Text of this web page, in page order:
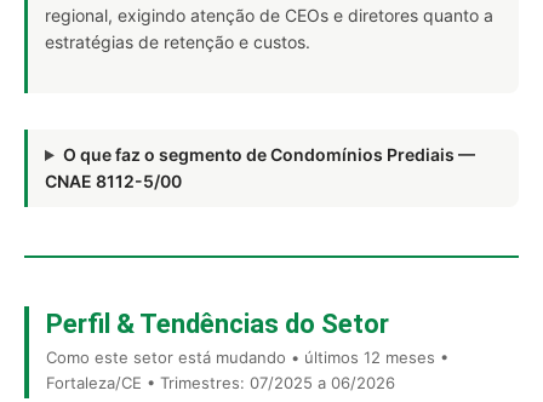
regional, exigindo atenção de CEOs e diretores quanto a
estratégias de retenção e custos.
O que faz o segmento de Condomínios Prediais —
CNAE 8112-5/00
Perfil & Tendências do Setor
Como este setor está mudando • últimos 12 meses •
Fortaleza/CE • Trimestres: 07/2025 a 06/2026